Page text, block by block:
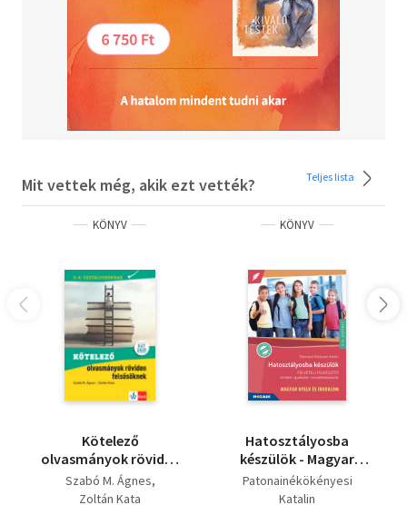
Mit vettek még, akik ezt vették? Teljes lista
KÖNYV
Kötelező
olvasmányok röviden
felsősöknek - 5-8.
osztályosoknak
Szabó M. Ágnes
Zoltán Kata
KÖNYV
Hatosztályosba
készülök - Magyar
nyelv és irodalom -
Felvételi felkészítő -
Patonainékökényesi
Katalin